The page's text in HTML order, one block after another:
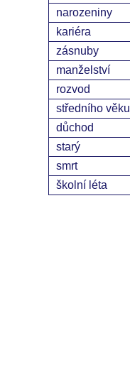
narozeniny
kariéra
zásnuby
manželství
rozvod
středního věku
důchod
starý
smrt
školní léta